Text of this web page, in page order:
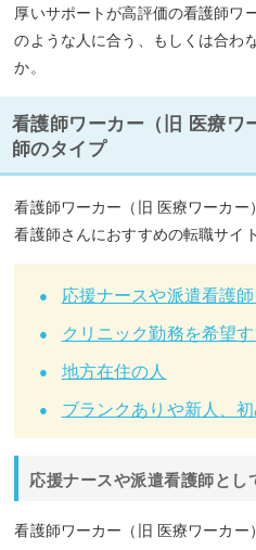
キャリアアドバイザ
遅め
キャリアアドバイザーさん
紹介力がとても高い
た。
閉じ
厚いサポートが高評価の看護師ワ
のような人に合う、もしくは合わ
か。
看護師ワーカー（旧 医療ワ
師のタイプ
看護師ワーカー（旧 医療ワーカ
看護師さんにおすすめの転職サイ
応援ナースや派遣看護
クリニック勤務を希望す
地方在住の人
ブランクありや新人、
応援ナースや派遣看護師とし
看護師ワーカー（旧 医療ワーカ